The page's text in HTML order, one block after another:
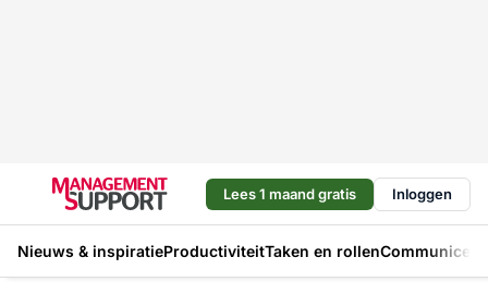
Lees 1 maand gratis Inloggen
Nieuws & inspiratieProductiviteitTaken en rollen